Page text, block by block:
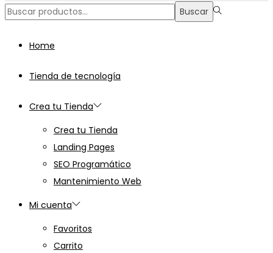
Búsqueda
Buscar
Home
Tienda de tecnología
Crea tu Tienda
Crea tu Tienda
Landing Pages
SEO Programático
Mantenimiento Web
Mi cuenta
Favoritos
Carrito